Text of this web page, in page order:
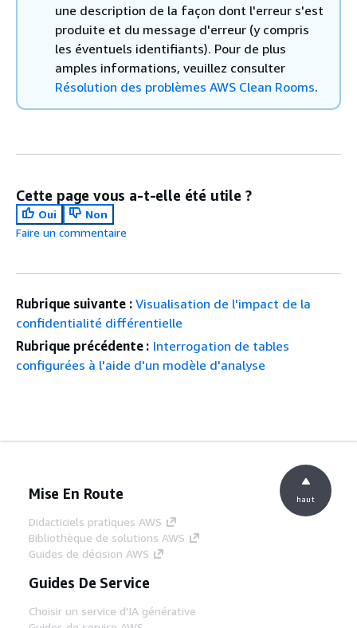
une description de la façon dont l'erreur s'est
produite et du message d'erreur (y compris
les éventuels identifiants). Pour de plus
amples informations, veuillez consulter
Résolution des problèmes AWS Clean Rooms.
Cette page vous a-t-elle été utile ?
Oui
Non
Faire un commentaire
Rubrique suivante : Visualisation de l'impact de la
confidentialité différentielle
Rubrique précédente : Interrogation de tables
configurées à l'aide d'un modèle d'analyse
Mise En Route
Didacticiels pratiques AWS
Bibliothèque de solutions AWS
Guides de décision AWS
Guides De Service
Choisir un service d'IA générative
haut